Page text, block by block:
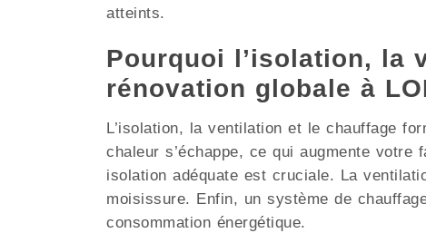
atteints.
Pourquoi l’isolation, la
rénovation globale à
L’isolation, la ventilation et le chauffage
chaleur s’échappe, ce qui augmente
isolation adéquate est cruciale. La
moisissure. Enfin, un système de
consommation énergétique.